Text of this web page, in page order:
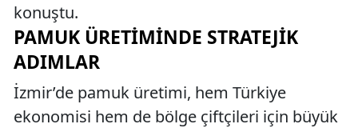
konuştu.
PAMUK ÜRETIMINDE STRATEJIK
ADIMLAR
İzmir’de pamuk üretimi, hem Türkiye
ekonomisi hem de bölge çiftçileri için büyük